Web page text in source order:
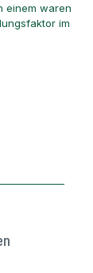
einem waren
im